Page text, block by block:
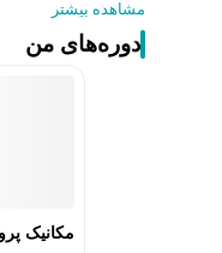
مشاهده بیشتر
دوره‌های من
مکانیک